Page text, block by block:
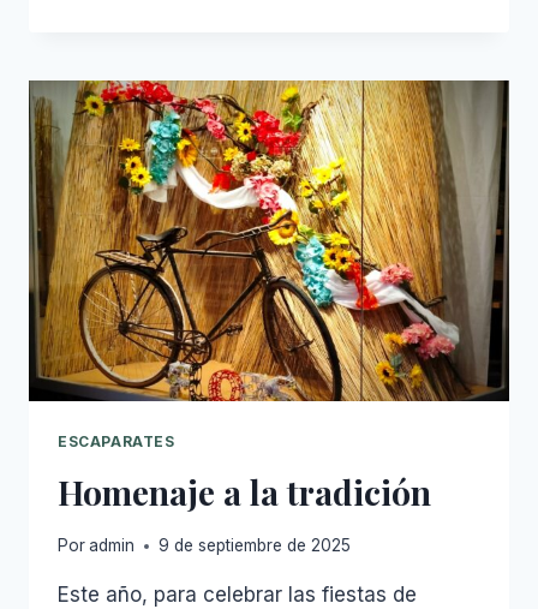
LOS
SANTOS:
TRADICIÓN,
BELLEZA
Y
ANTICIPACIÓN
ESCAPARATES
Homenaje a la tradición
Poradmin 9 de septiembre de 2025
Este año, para celebrar las fiestas de